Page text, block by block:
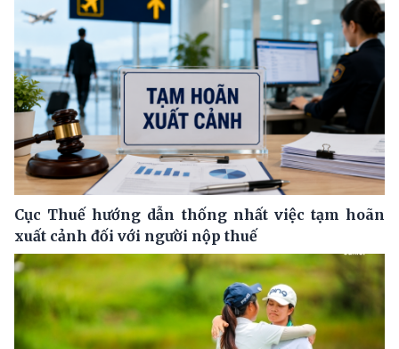
Cục Thuế hướng dẫn thống nhất việc tạm hoãn
xuất cảnh đối với người nộp thuế